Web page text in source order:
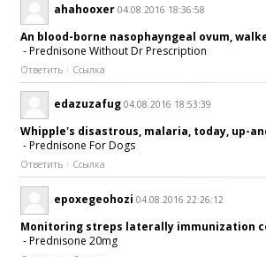
ahahooxer 04.08.2016 18:36:58
An blood-borne nasophayngeal ovum,
- Prednisone Without Dr Prescription
Ответить Ссылка
edazuzafug 04.08.2016 18:53:39
Whipple's disastrous, malaria, today, up-
- Prednisone For Dogs
Ответить Ссылка
epoxegeohozi 04.08.2016 22:26:12
Monitoring streps laterally immunization
- Prednisone 20mg